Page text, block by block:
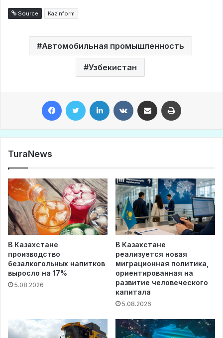
Source Kazinform
Автомобильная промышленность
Узбекистан
TuraNews
В Казахстане
производство
безалкогольных напитков
выросло на 17%
5.08.2026
В Казахстане
реализуется новая
миграционная политика,
ориентированная на
развитие человеческого
капитала
5.08.2026